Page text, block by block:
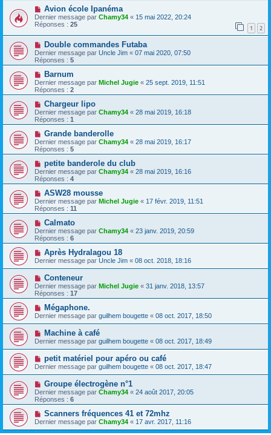
Avion école Ipanéma
Dernier message par Chamy34 « 15 mai 2022, 20:24
Réponses : 25 1 2
Double commandes Futaba
Dernier message par Uncle Jim « 07 mai 2020, 07:50
Réponses : 5
Barnum
Dernier message par Michel Jugie « 25 sept. 2019, 11:51
Réponses : 2
Chargeur lipo
Dernier message par Chamy34 « 28 mai 2019, 16:18
Réponses : 1
Grande banderolle
Dernier message par Chamy34 « 28 mai 2019, 16:17
Réponses : 5
petite banderole du club
Dernier message par Chamy34 « 28 mai 2019, 16:16
Réponses : 4
ASW28 mousse
Dernier message par Michel Jugie « 17 févr. 2019, 11:51
Réponses : 11
Calmato
Dernier message par Chamy34 « 23 janv. 2019, 20:59
Réponses : 6
Après Hydralagou 18
Dernier message par Uncle Jim « 08 oct. 2018, 18:16
Conteneur
Dernier message par Michel Jugie « 31 janv. 2018, 13:57
Réponses : 17
Mégaphone.
Dernier message par guilhem bougette « 08 oct. 2017, 18:50
Machine à café
Dernier message par guilhem bougette « 08 oct. 2017, 18:49
petit matériel pour apéro ou café
Dernier message par guilhem bougette « 08 oct. 2017, 18:47
Groupe électrogène n°1
Dernier message par Chamy34 « 24 août 2017, 20:05
Réponses : 6
Scanners fréquences 41 et 72mhz
Dernier message par Chamy34 « 17 avr. 2017, 11:16